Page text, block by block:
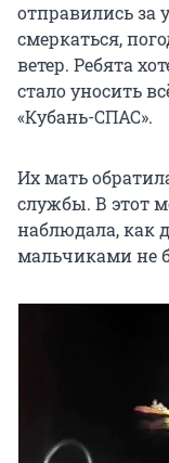
отправились за
смеркаться,
ветер. Ребята
стало уносить
«Кубань-СПАС».
Их мать
службы. В этот
наблюдала, как
мальчиками не